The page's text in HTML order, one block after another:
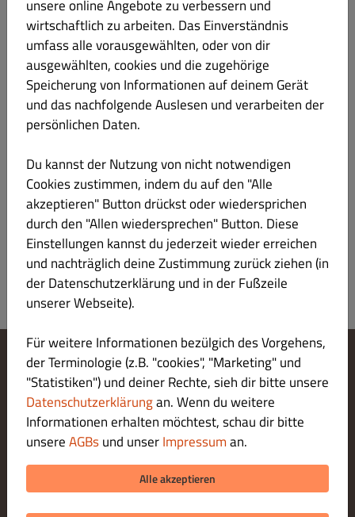
Gebratene Nudeln mit Gemüse
Nudeln mit Hähnchen gebacken
Cookie-Einstellungen ändern
Kontaktiere uns
Datenschutzerklärung
Allgemeine Geschäftsbedingungen
Impressum
ZAHLUNGSARTEN BEI ABHOLUNG
unsere online Angebote zu verbessern und
wirtschaftlich zu arbeiten. Das Einverständnis
umfass alle vorausgewählten, oder von dir
ausgewählten, cookies und die zugehörige
Speicherung von Informationen auf deinem Gerät
und das nachfolgende Auslesen und verarbeiten der
persönlichen Daten.
Du kannst der Nutzung von nicht notwendigen
Cookies zustimmen, indem du auf den "Alle
akzeptieren" Button drückst oder wiedersprichen
durch den "Allen wiedersprechen" Button. Diese
Einstellungen kannst du jederzeit wieder erreichen
und nachträglich deine Zustimmung zurück ziehen (in
der Datenschutzerklärung und in der Fußzeile
unserer Webseite).
Für weitere Informationen bezülgich des Vorgehens,
der Terminologie (z.B. "cookies", "Marketing" und
"Statistiken") und deiner Rechte, sieh dir bitte unsere
Datenschutzerklärungan. Wenn du weitere
Informationen erhalten möchtest, schau dir bitte
unsereAGBsund unserImpressuman.
Alle akzeptieren